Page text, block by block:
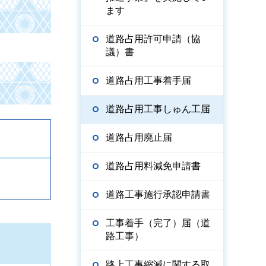
ます
道路占用許可申請（協
議）書
道路占用工事着手届
道路占用工事しゅん工届
道路占用廃止届
道路占用料減免申請書
道路工事施行承認申請書
工事着手（完了）届（道
路工事）